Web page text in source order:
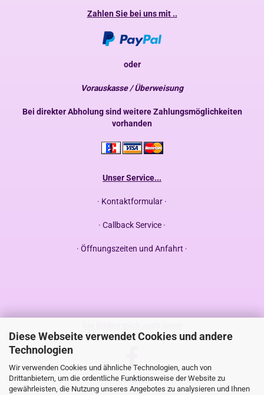
Diese Webseite verwendet Cookies und andere
Technologien
Wir verwenden Cookies und ähnliche Technologien, auch von
Drittanbietern, um die ordentliche Funktionsweise der Website zu
gewährleisten, die Nutzung unseres Angebotes zu analysieren und Ihnen
Zahlen Sie bei uns mit ..
oder
Vorauskasse / Überweisung
Bei direkter Abholung sind weitere Zahlungsmöglichkeiten
vorhanden
Unser Service...
· Kontaktformular ·
· Callback Service ·
· Öffnungszeiten und Anfahrt ·
Facebook